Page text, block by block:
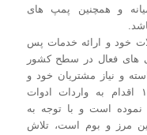
و همچنین پمپ های
خود و ارائه خدمات پس
های فعال در سطح کشور
و نیاز مشتریان خود و
تکمیل سبد کالای فروش، از سال ۱۳۸۴ اقدام به واردات ادوات
نموده است و با توجه به
مرز و بوم است، تلاش